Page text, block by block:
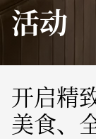
活动
开启精
美食、